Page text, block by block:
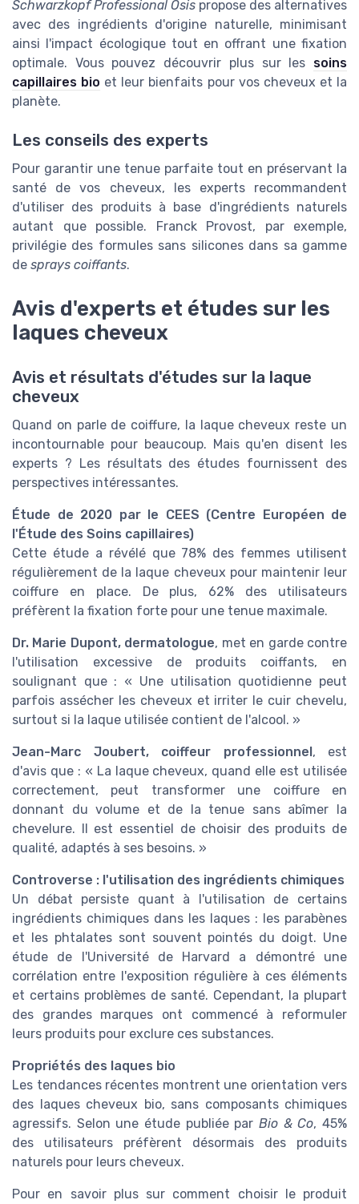
Schwarzkopf Professional Osis propose des alternatives
avec des ingrédients d'origine naturelle, minimisant
ainsi l'impact écologique tout en offrant une fixation
optimale. Vous pouvez découvrir plus sur les soins
capillaires bio et leur bienfaits pour vos cheveux et la
planète.
Les conseils des experts
Pour garantir une tenue parfaite tout en préservant la
santé de vos cheveux, les experts recommandent
d'utiliser des produits à base d'ingrédients naturels
autant que possible. Franck Provost, par exemple,
privilégie des formules sans silicones dans sa gamme
de sprays coiffants.
Avis d'experts et études sur les
laques cheveux
Avis et résultats d'études sur la laque
cheveux
Quand on parle de coiffure, la laque cheveux reste un
incontournable pour beaucoup. Mais qu'en disent les
experts ? Les résultats des études fournissent des
perspectives intéressantes.
Étude de 2020 par le CEES (Centre Européen de
l'Étude des Soins capillaires)
Cette étude a révélé que 78% des femmes utilisent
régulièrement de la laque cheveux pour maintenir leur
coiffure en place. De plus, 62% des utilisateurs
préfèrent la fixation forte pour une tenue maximale.
Dr. Marie Dupont, dermatologue, met en garde contre
l'utilisation excessive de produits coiffants, en
soulignant que : « Une utilisation quotidienne peut
parfois assécher les cheveux et irriter le cuir chevelu,
surtout si la laque utilisée contient de l'alcool. »
Jean-Marc Joubert, coiffeur professionnel, est
d'avis que : « La laque cheveux, quand elle est utilisée
correctement, peut transformer une coiffure en
donnant du volume et de la tenue sans abîmer la
chevelure. Il est essentiel de choisir des produits de
qualité, adaptés à ses besoins. »
Controverse : l'utilisation des ingrédients chimiques
Un débat persiste quant à l'utilisation de certains
ingrédients chimiques dans les laques : les parabènes
et les phtalates sont souvent pointés du doigt. Une
étude de l'Université de Harvard a démontré une
corrélation entre l'exposition régulière à ces éléments
et certains problèmes de santé. Cependant, la plupart
des grandes marques ont commencé à reformuler
leurs produits pour exclure ces substances.
Propriétés des laques bio
Les tendances récentes montrent une orientation vers
des laques cheveux bio, sans composants chimiques
agressifs. Selon une étude publiée par Bio & Co, 45%
des utilisateurs préfèrent désormais des produits
naturels pour leurs cheveux.
Pour en savoir plus sur comment choisir le produit